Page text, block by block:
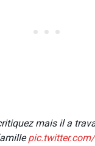
mais il a